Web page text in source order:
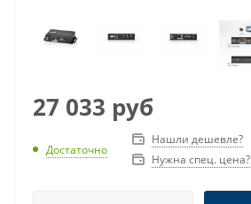
27 033 руб
Достаточно
Нашли дешевле?
Нужна спец. цена?